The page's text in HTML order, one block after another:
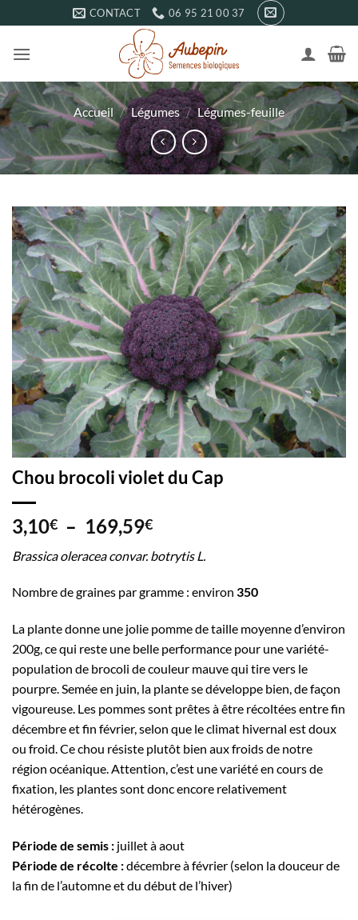
au
contenu
CONTACT 06 95 21 00 37
Accueil / Légumes / Légumes-feuille
Chou brocoli violet du Cap
3,10€ – 169,59€Plage
prix :
à
169,59€
Brassica oleracea convar. botrytis L.
Nombre de graines par gramme : environ 350
La plante donne une jolie pomme de taille moyenne d’environ
200g, ce qui reste une belle performance pour une variété-
population de brocoli de couleur mauve qui tire vers le
pourpre. Semée en juin, la plante se développe bien, de façon
vigoureuse. Les pommes sont prêtes à être récoltées entre fin
décembre et fin février, selon que le climat hivernal est doux
ou froid. Ce chou résiste plutôt bien aux froids de notre
région océanique. Attention, c’est une variété en cours de
fixation, les plantes sont donc encore relativement
hétérogènes.
Période de semis : juillet à aout
Période de récolte :décembre à février (selon la douceur de
la fin de l’automne et du début de l’hiver)